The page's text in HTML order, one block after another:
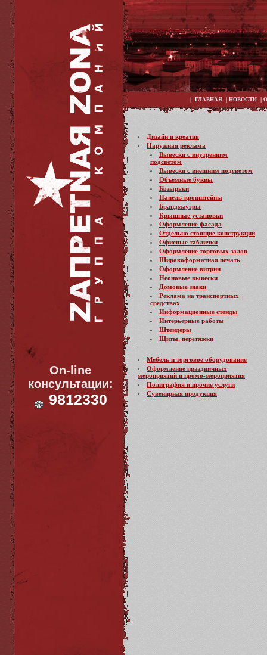
On-line
консультации:
9812330
| ГЛАВНАЯ | НОВОСТИ |
Дизайн и креатив
Наружная реклама
Вывески с внутренним
подсветом
Вывески с внешним подсветом
Объемные буквы
Козырьки
Панель-кронштейны
Брандмауэры
Крышные установки
Оформление фасада
Отдельно стоящие конструкции
Офисные таблички
Оформление торговых залов
Широкоформатная печать
Оформление витрин
Неоновые вывески
Домовые знаки
Реклама на транспортных
средствах
Информационные стенды
Интерьерные работы
Штендеры
Щиты, перетяжки
Мебель и торговое оборудование
Оформление праздничных
мероприятий и промо-мероприятия
Полиграфия и прочие услуги
Сувенирная продукция